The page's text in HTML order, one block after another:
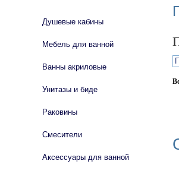
Душевые кабины
Мебель для ванной
Ванны акриловые
Унитазы и биде
Раковины
Смесители
Аксессуары для ванной